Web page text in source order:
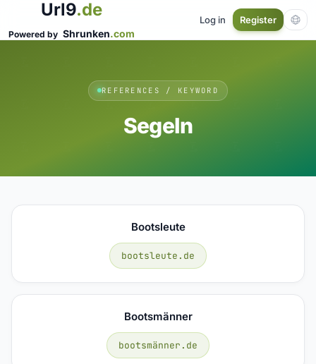
Url9.de
Powered by Shrunken.com
Log in Register
REFERENCES / KEYWORD
Segeln
Bootsleute
bootsleute.de
Bootsmänner
bootsmänner.de